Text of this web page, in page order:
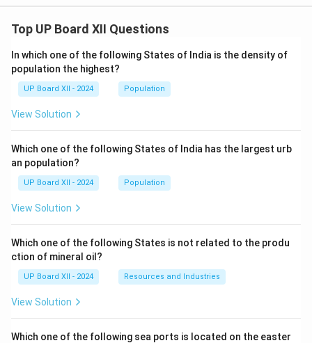
Top UP Board XII Questions
In which one of the following States of India is the density of
population the highest?
UP Board XII - 2024 Population
View Solution
Which one of the following States of India has the largest urb
an population?
UP Board XII - 2024 Population
View Solution
Which one of the following States is not related to the produ
ction of mineral oil?
UP Board XII - 2024 Resources and Industries
View Solution
Which one of the following sea ports is located on the easter